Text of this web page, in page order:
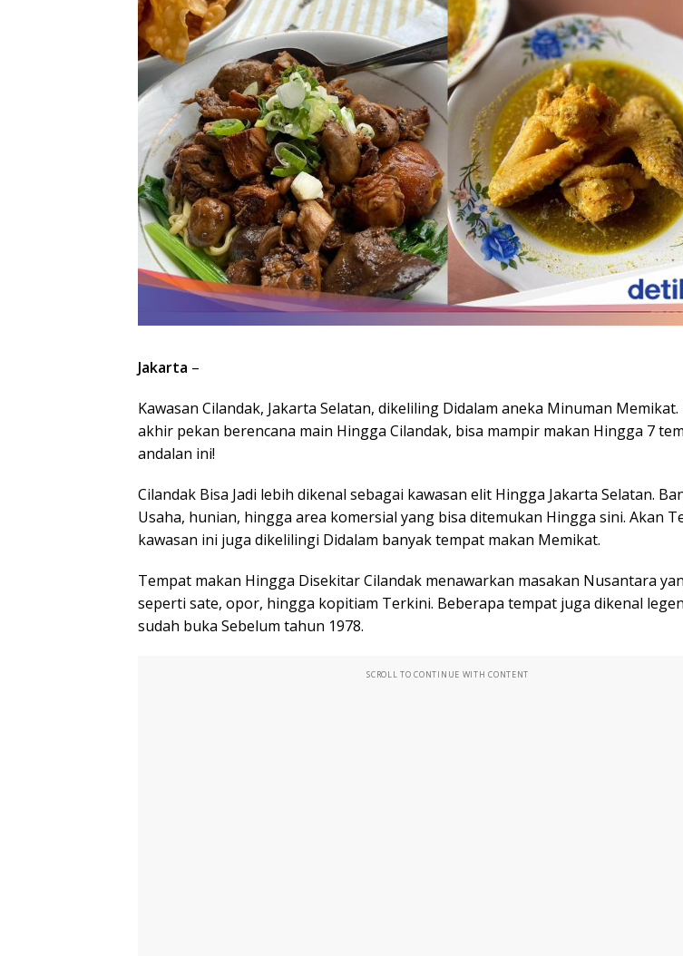
Jakarta –
Kawasan Cilandak, Jakarta Selatan, dikeliling Didalam aneka Minuman Memikat.
akhir pekan berencana main Hingga Cilandak, bisa mampir makan Hingga 7
andalan ini!
Cilandak Bisa Jadi lebih dikenal sebagai kawasan elit Hingga Jakarta Selatan.
Usaha, hunian, hingga area komersial yang bisa ditemukan Hingga sini. Akan
kawasan ini juga dikelilingi Didalam banyak tempat makan Memikat.
Tempat makan Hingga Disekitar Cilandak menawarkan masakan Nusantara
seperti sate, opor, hingga kopitiam Terkini. Beberapa tempat juga dikenal
sudah buka Sebelum tahun 1978.
SCROLL TO CONTINUE WITH CONTENT